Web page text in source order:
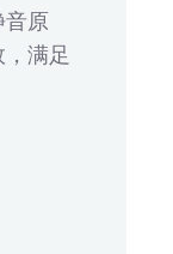
音原
满足